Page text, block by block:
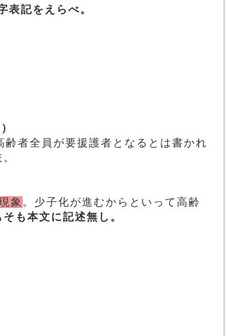
表記をえらべ。
者全員が要援護者となるとは書かれ
象 。少子化が進むからといって高齢
そも本文に記述無し。